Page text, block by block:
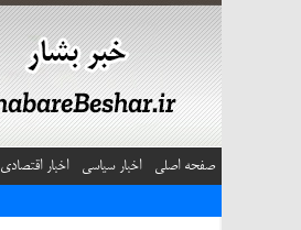
صفحه اصلی اخبار سیاسی اخبار اقتصادی